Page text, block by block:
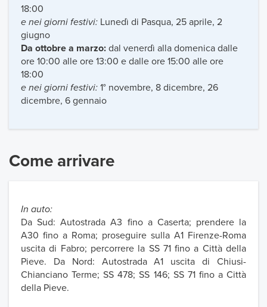
18:00
e nei giorni festivi: Lunedì di Pasqua, 25 aprile, 2
giugno
Da ottobre a marzo: dal venerdì alla domenica dalle
ore 10:00 alle ore 13:00 e dalle ore 15:00 alle ore
18:00
e nei giorni festivi: 1° novembre, 8 dicembre, 26
dicembre, 6 gennaio
Come arrivare
In auto:
Da Sud: Autostrada A3 fino a Caserta; prendere la
A30 fino a Roma; proseguire sulla A1 Firenze-Roma
uscita di Fabro; percorrere la SS 71 fino a Città della
Pieve. Da Nord: Autostrada A1 uscita di Chiusi-
Chianciano Terme; SS 478; SS 146; SS 71 fino a Città
della Pieve.